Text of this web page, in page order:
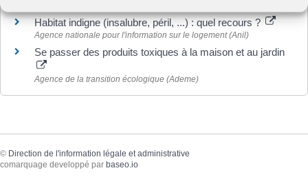
Habitat indigne (insalubre, péril, ...) : quel recours ?
Agence nationale pour l'information sur le logement (Anil)
Se passer des produits toxiques à la maison et au jardin
Agence de la transition écologique (Ademe)
© Direction de l'information légale et administrative
comarquage developpé par baseo.io